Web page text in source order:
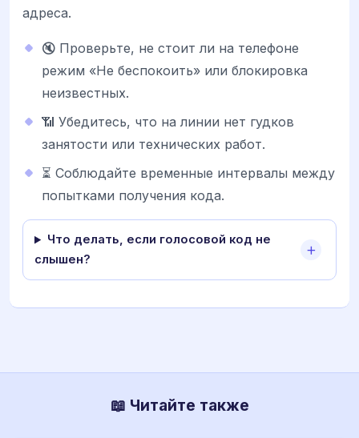
адреса.
🔇 Проверьте, не стоит ли на телефоне
режим «Не беспокоить» или блокировка
неизвестных.
📶 Убедитесь, что на линии нет гудков
занятости или технических работ.
⏳ Соблюдайте временные интервалы между
попытками получения кода.
Что делать, если голосовой код не
слышен?
📖 Читайте также